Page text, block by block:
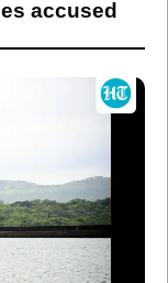
accused